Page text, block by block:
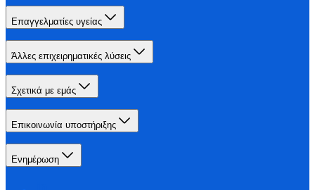
Επαγγελματίες υγείας
Άλλες επιχειρηματικές λύσεις
Σχετικά με εμάς
Επικοινωνία υποστήριξης
Ενημέρωση